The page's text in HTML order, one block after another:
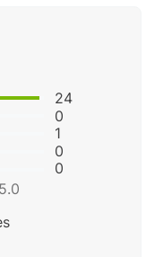
24
0
1
0
0
5.0